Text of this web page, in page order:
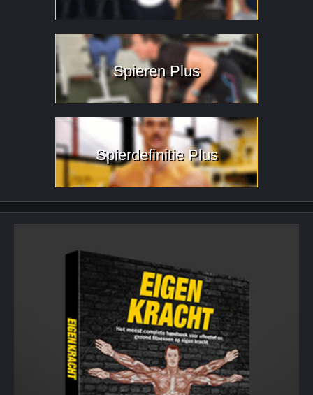
Spieren Plus
Spierdefinitie Plus